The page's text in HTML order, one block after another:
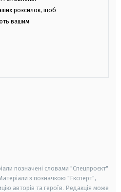
розсилок, щоб
вашим
позначені словами "Спецпроєкт"
з позначкою "Експерт",
авторів та героїв. Редакція може